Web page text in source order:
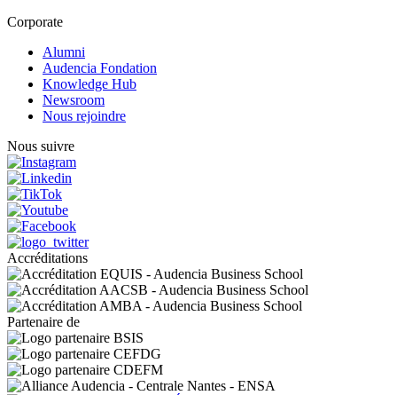
Corporate
Alumni
Audencia Fondation
Knowledge Hub
Newsroom
Nous rejoindre
Nous suivre
Accréditations
Partenaire de